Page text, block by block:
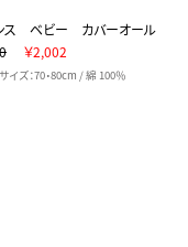
ス ベビー カバーオール
￥2,002
イズ：70・80cm / 綿 100％